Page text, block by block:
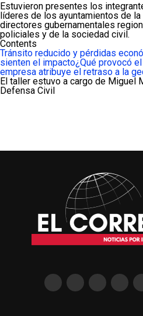
Estuvieron presentes los
líderes de los ayuntamientos de
directores gubernamentales
policiales y de la sociedad civil.
Contents
Tránsito reducido y pérdidas
sienten el impacto¿Qué provocó
empresa atribuye el retraso a la
El taller estuvo a cargo de Miguel
Defensa Civil